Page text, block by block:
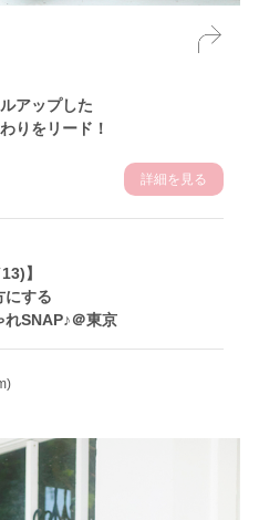
アップした
りをリード！
詳細を見る
】
にする
れSNAP♪＠東京